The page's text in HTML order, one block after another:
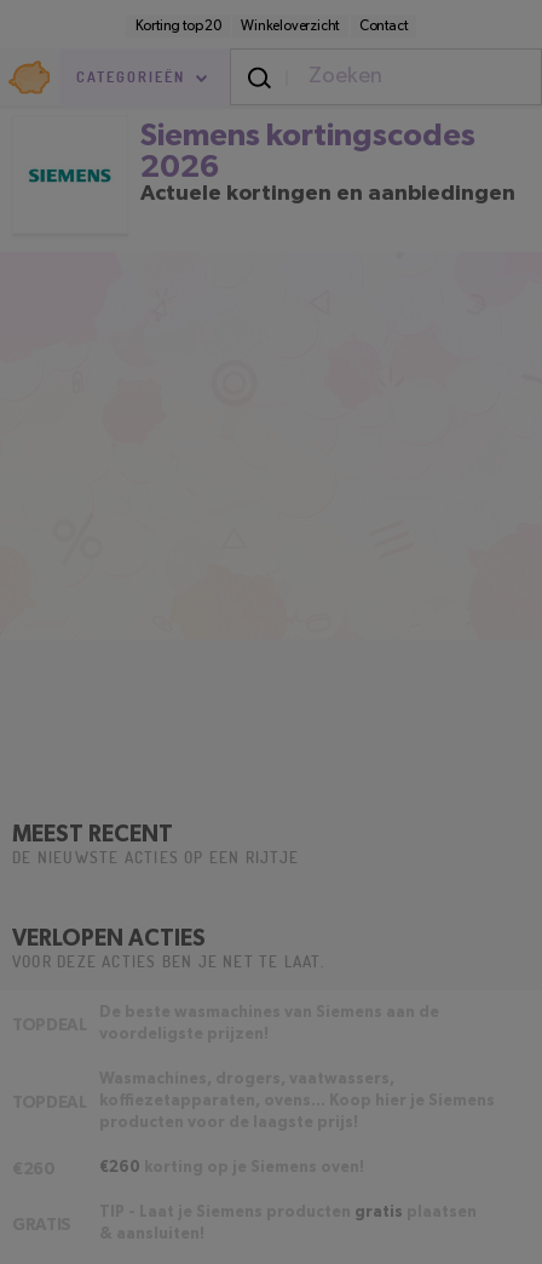
inhoud
Korting top 20 Winkeloverzicht Contact
Goedkoop.nl
CATEGORIEËN
Siemens kortingscodes 2026
Siemens kortingscodes
2026
Actuele kortingen en aanbiedingen
MEEST RECENT
DE NIEUWSTE ACTIES OP EEN RIJTJE
VERLOPEN ACTIES
VOOR DEZE ACTIES BEN JE NET TE LAAT.
€260
gratis